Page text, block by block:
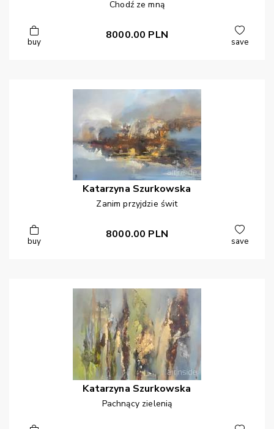
Chodź ze mną
buy
8000.00 PLN
save
Katarzyna Szurkowska
Zanim przyjdzie świt
buy
8000.00 PLN
save
Katarzyna Szurkowska
Pachnący zielenią